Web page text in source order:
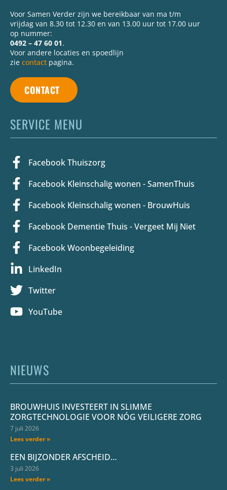
Voor Samen Verder zijn we bereikbaar van ma t/m
vrijdag van 8.30 tot 12.30 en van 13.00 uur tot 17.00 uur
op nummer:
0492 – 47 60 01.
Voor andere locaties en spoedlijn
zie contact pagina.
CONTACT
SERVICE MENU
Facebook Thuiszorg
Facebook Kleinschalig wonen - SamenThuis
Facebook Kleinschalig wonen - BrouwHuis
Facebook Dementie Thuis - Vergeet Mij Niet
Facebook Woonbegeleiding
LinkedIn
Twitter
YouTube
NIEUWS
BROUWHUIS INVESTEERT IN SLIMME
ZORGTECHNOLOGIE VOOR NÓG VEILIGERE ZORG
7 juli 2026
Lees verder »
EEN BIJZONDER AFSCHEID…
3 juli 2026
Lees verder »